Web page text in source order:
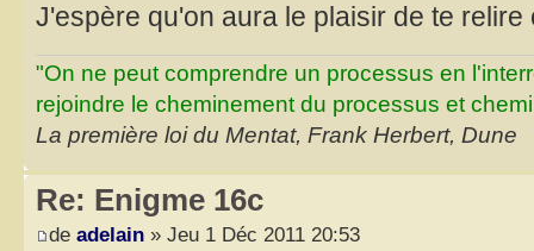
J'espère qu'on aura le plaisir de te
"On ne peut comprendre un processus en
rejoindre le cheminement du processus et
La première loi du Mentat, Frank Herbert, Dune
Re: Enigme 16c
de adelain » Jeu 1 Déc 2011 20:53